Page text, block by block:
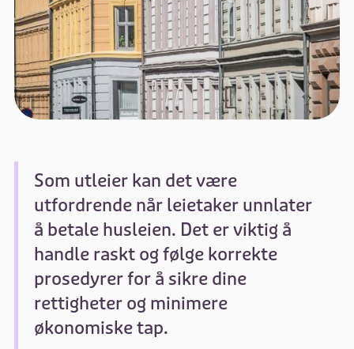
Som utleier kan det være
utfordrende når leietaker unnlater
å betale husleien. Det er viktig å
handle raskt og følge korrekte
prosedyrer for å sikre dine
rettigheter og minimere
økonomiske tap.